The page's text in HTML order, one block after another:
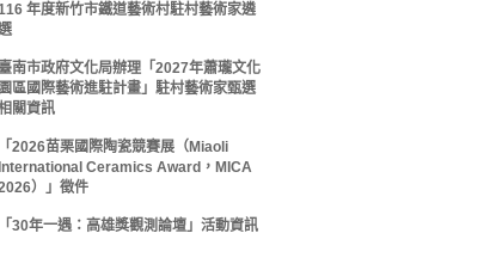
年度新竹市鐵道藝術村駐村藝術家遴
臺南市政府文化局辦理「2027年蕭瓏文化
園區國際藝術進駐計畫」駐村藝術家甄選
關資訊
「2026苗栗國際陶瓷競賽展（Miaoli
International Ceramics Award，MICA
）」徵件
「30年一遇：高雄獎觀測論壇」活動資訊